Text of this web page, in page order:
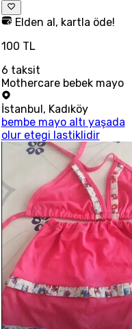
Elden al, kartla öde!
100 TL
6 taksit
Mothercare bebek mayo
İstanbul, Kadıköy
bembe mayo altı yaşada
olur etegi lastiklidir